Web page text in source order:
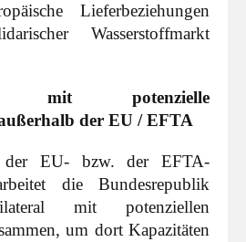
Lieferbeziehungen
Wasserstoffmarkt
mit potenzielle
der EU / EFTA
der EU- bzw. der EFTA-
die Bundesrepublik
mit potenziellen
um dort Kapazitäten